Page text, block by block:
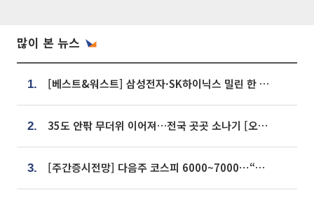
많이 본 뉴스
1. [베스트&워스트] 삼성전자·SK하이닉스 밀린 한 주…상상인증권은 85% 급등
2. 35도 안팎 무더위 이어져…전국 곳곳 소나기 [오늘 날씨]
3. [주간증시전망] 다음주 코스피 6000~7000⋯“外人 수급은 정책이 변수”